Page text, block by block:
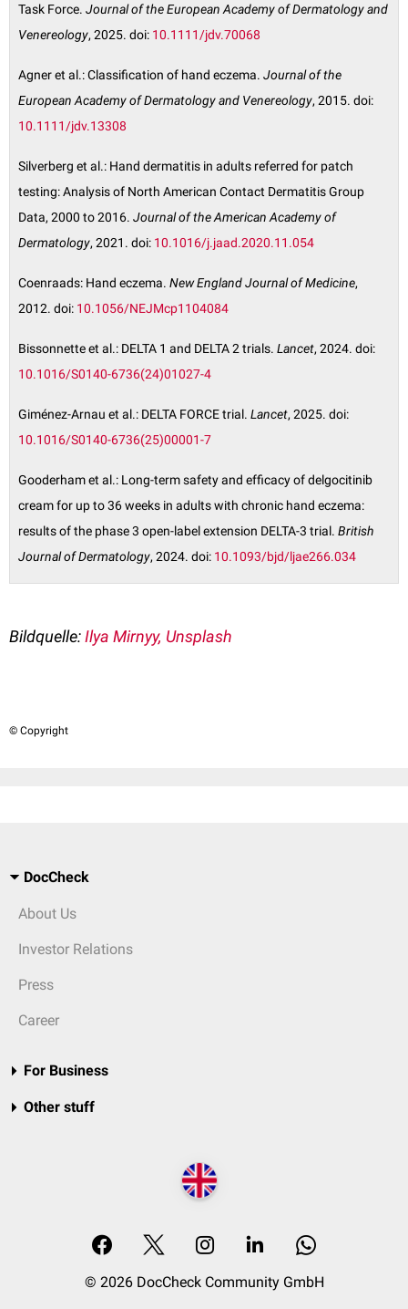
Task Force. Journal of the European Academy of Dermatology and
Venereology, 2025. doi: 10.1111/jdv.70068
Agner et al.: Classification of hand eczema. Journal of the
European Academy of Dermatology and Venereology, 2015. doi:
10.1111/jdv.13308
Silverberg et al.: Hand dermatitis in adults referred for patch
testing: Analysis of North American Contact Dermatitis Group
Data, 2000 to 2016. Journal of the American Academy of
Dermatology, 2021. doi: 10.1016/j.jaad.2020.11.054
Coenraads: Hand eczema. New England Journal of Medicine,
2012. doi: 10.1056/NEJMcp1104084
Bissonnette et al.: DELTA 1 and DELTA 2 trials. Lancet, 2024. doi:
10.1016/S0140-6736(24)01027-4
Giménez-Arnau et al.: DELTA FORCE trial. Lancet, 2025. doi:
10.1016/S0140-6736(25)00001-7
Gooderham et al.: Long-term safety and efficacy of delgocitinib
cream for up to 36 weeks in adults with chronic hand eczema:
results of the phase 3 open-label extension DELTA-3 trial. British
Journal of Dermatology, 2024. doi: 10.1093/bjd/ljae266.034
Bildquelle:Ilya Mirnyy, Unsplash
© Copyright
DocCheck
About Us
Investor Relations
Press
Career
For Business
Other stuff
© 2026 DocCheck Community GmbH